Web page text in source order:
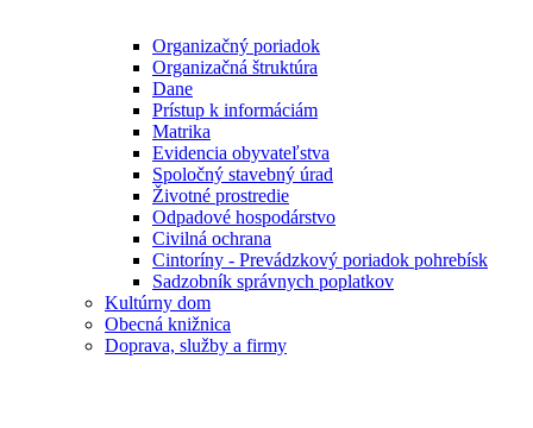
Organizačný poriadok
Organizačná štruktúra
Dane
Prístup k informáciám
Matrika
Evidencia obyvateľstva
Spoločný stavebný úrad
Životné prostredie
Odpadové hospodárstvo
Civilná ochrana
Cintoríny - Prevádzkový poriadok pohrebísk
Sadzobník správnych poplatkov
Kultúrny dom
Obecná knižnica
Doprava, služby a firmy